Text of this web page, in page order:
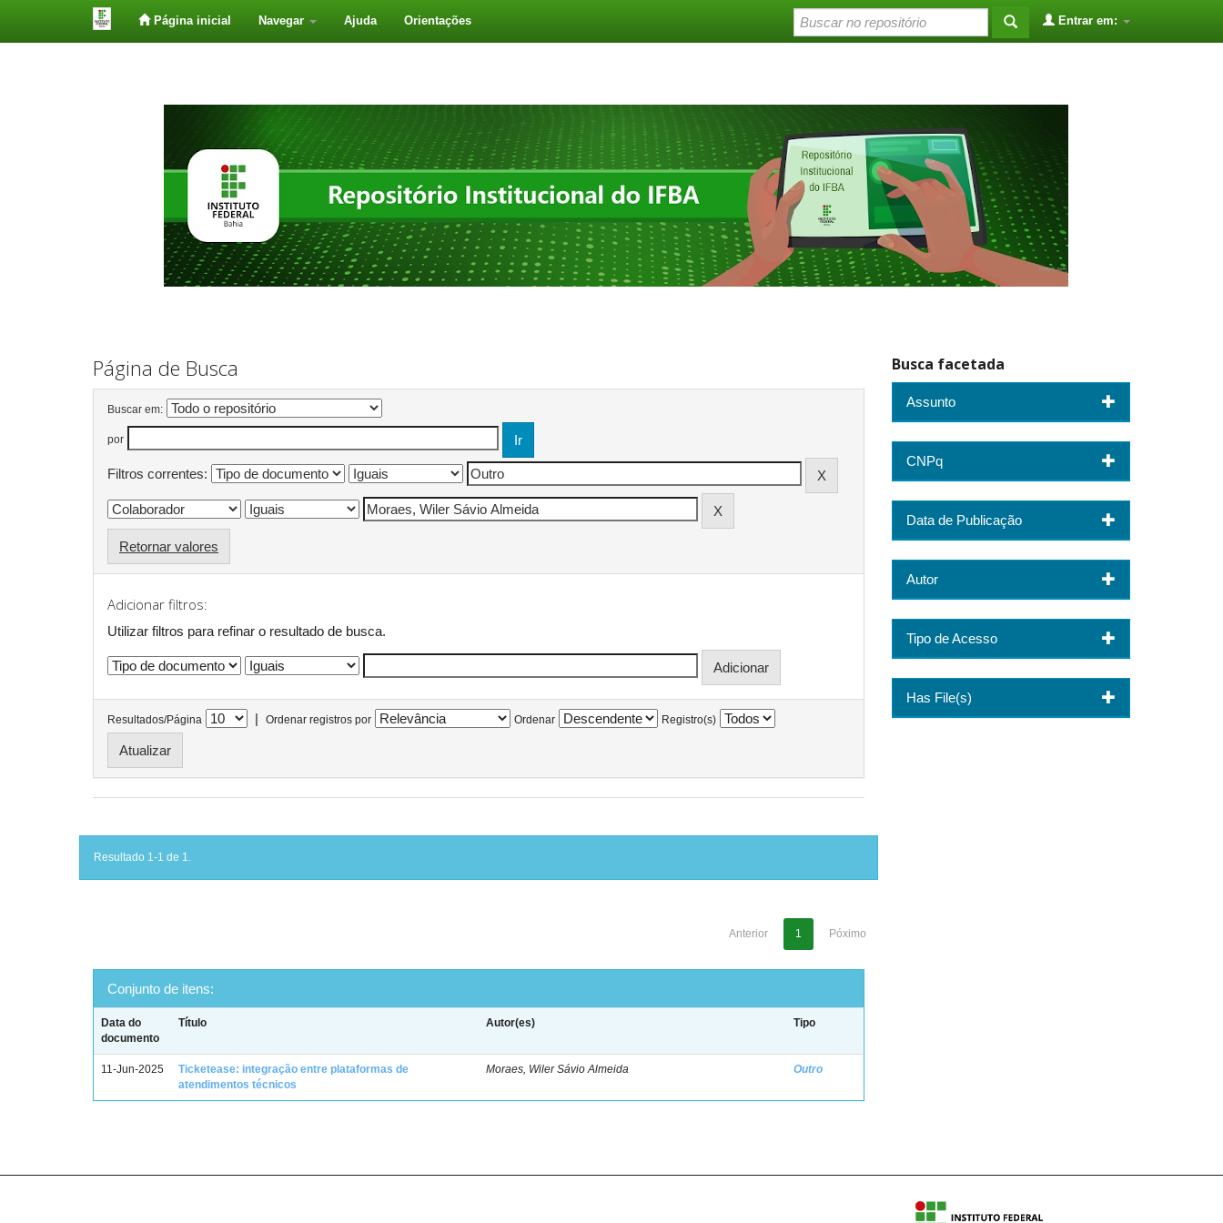
Página inicial Navegar Ajuda Orientações Entrar em:
Página de Busca
Buscar em:
por
Filtros correntes:
Retornar valores
Adicionar filtros:
Utilizar filtros para refinar o resultado de busca.
Resultados/Página | Ordenar registros por Ordenar Registro(s)
Resultado 1-1 de 1.
Anterior 1 Póximo
Conjunto de itens:
Data do
documento
Título Autor(es) Tipo
11-Jun-2025
Ticketease: integração entre plataformas de
atendimentos técnicos
Moraes, Wiler Sávio Almeida Outro
Busca facetada
Assunto
CNPq
Data de Publicação
Autor
Tipo de Acesso
Has File(s)